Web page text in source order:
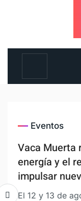
Eventos
Vaca Muerta
energía y el
impulsar
El 12 y 13 de